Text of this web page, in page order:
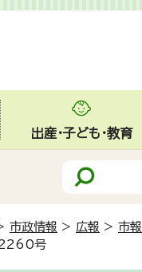
出産・子ども・教育
市政情報 > 広報 > 市
2260号